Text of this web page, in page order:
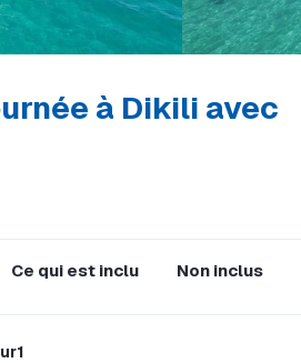
à Dikili avec
Ce qui est inclu Non inclus